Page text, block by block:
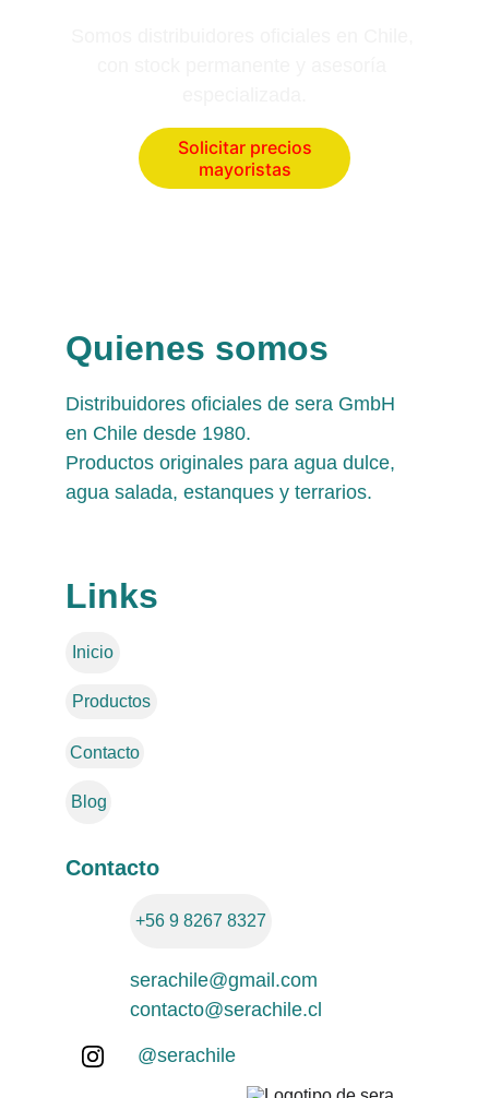
Solicitar precios
mayoristas
Contacto
serachile@gmail.com
contacto@serachile.cl
Quienes somos
Distribuidores oficiales de sera GmbH
en Chile desde 1980.
Productos originales para agua dulce,
agua salada, estanques y terrarios.
Inicio
Links
Productos
Contacto
Blog
@serachile
+56 9 8267 8327